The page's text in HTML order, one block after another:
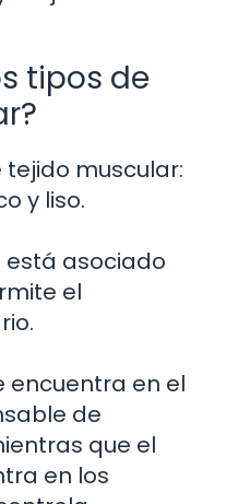
tipos de
tejido muscular:
y liso.
está asociado
el
encuentra en el
de
que el
en los